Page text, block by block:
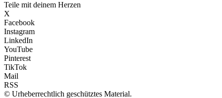
Teile mit deinem Herzen
X
Facebook
Instagram
LinkedIn
YouTube
Pinterest
TikTok
Mail
RSS
© Urheberrechtlich geschütztes Material.